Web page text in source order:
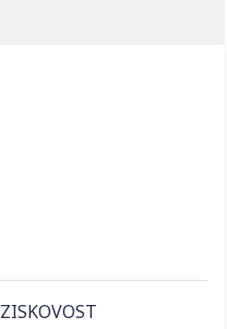
ZISKOVOST